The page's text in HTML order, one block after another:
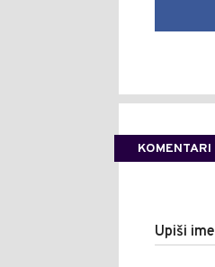
KOMENTARI
Upiši ime